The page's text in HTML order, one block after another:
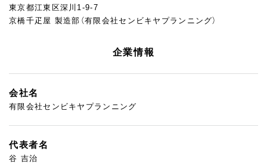
東京都江東区深川1-9-7
京橋千疋屋 製造部（有限会社センビキヤプランニング）
企業情報
会社名
有限会社センビキヤプランニング
代表者名
谷 吉治